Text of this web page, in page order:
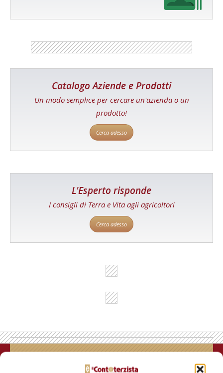
Catalogo Aziende e Prodotti
Un modo semplice per cercare un'azienda o un
prodotto!
Cerca adesso
L'Esperto risponde
I consigli di Terra e Vita agli agricoltori
Cerca adesso
Rimani aggiornato sul mondo